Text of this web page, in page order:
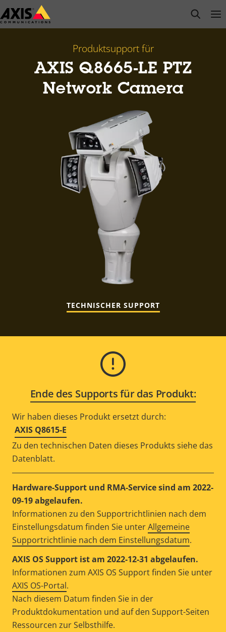
Zum
Hauptinhalt
open
Produktsupport für
AXIS Q8665-LE PTZ
Network Camera
TECHNISCHER SUPPORT
Ende des Supports für das Produkt:
Wir haben dieses Produkt ersetzt durch:
AXIS Q8615-E
Zu den technischen Daten dieses Produkts siehe das
Datenblatt.
Hardware-Support und RMA-Service sind am 2022-
09-19 abgelaufen.
Informationen zu den Supportrichtlinien nach dem
Einstellungsdatum finden Sie unterAllgemeine
Supportrichtlinie nach dem Einstellungsdatum.
AXIS OS Support ist am 2022-12-31 abgelaufen.
Informationen zum AXIS OS Support finden Sie unter
AXIS OS-Portal.
Nach diesem Datum finden Sie in der
Produktdokumentation und auf den Support-Seiten
Ressourcen zur Selbsthilfe.